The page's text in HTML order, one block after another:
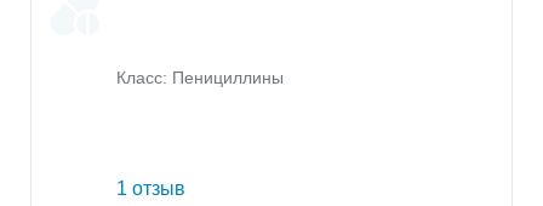
Класс: Пенициллины
1 отзыв